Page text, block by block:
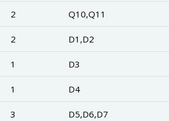
2 Q10,Q11
2 D1,D2
1 D3
1 D4
3 D5,D6,D7